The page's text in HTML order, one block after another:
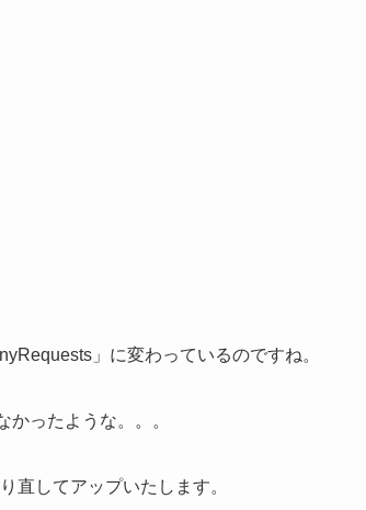
」に変わっているのですね。
ったような。。。
直してアップいたします。